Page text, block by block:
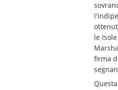
le
firma